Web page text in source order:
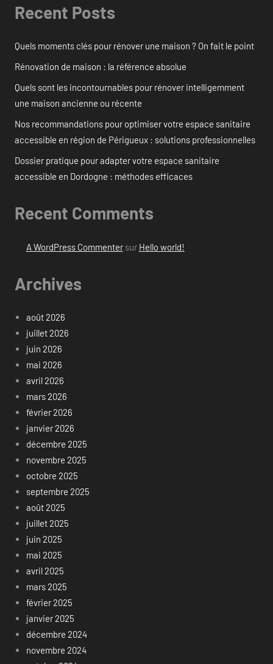
Recent Posts
Quels moments clés pour rénover une maison ? On fait le point
Rénovation de maison : la référence absolue
Quels sont les incontournables pour rénover intelligemment
une maison ancienne ou récente
Nos recommandations pour optimiser votre espace sanitaire
accessible en région de Périgueux : solutions professionnelles
Dossier pratique pour adapter votre espace sanitaire
accessible en Dordogne : méthodes efficaces
Recent Comments
A WordPress Commentersur Hello world!
Archives
août 2026
juillet 2026
juin 2026
mai 2026
avril 2026
mars 2026
février 2026
janvier 2026
décembre 2025
novembre 2025
octobre 2025
septembre 2025
août 2025
juillet 2025
juin 2025
mai 2025
avril 2025
mars 2025
février 2025
janvier 2025
décembre 2024
novembre 2024